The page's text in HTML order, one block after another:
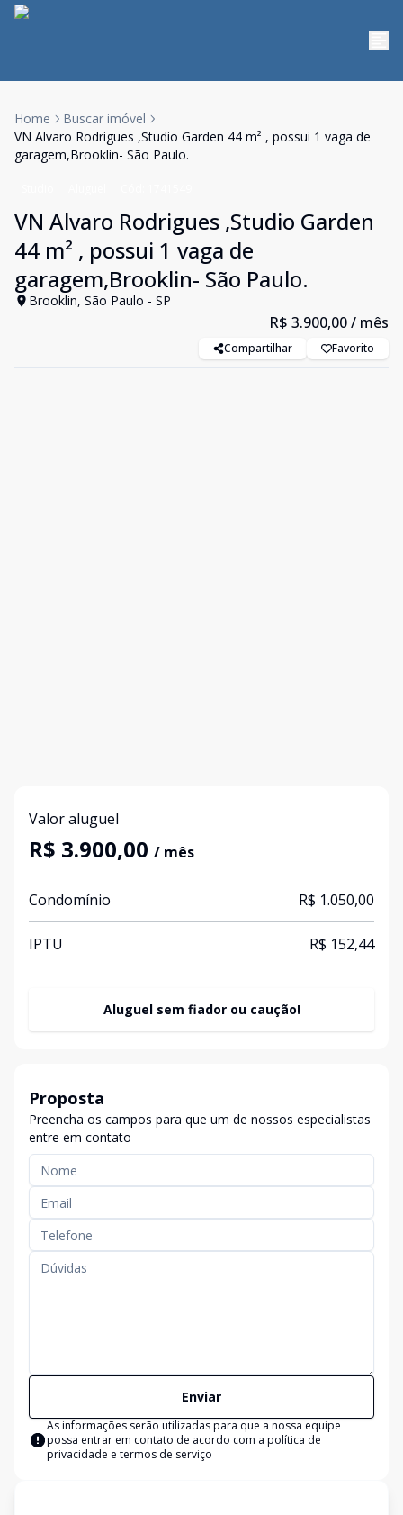
Home
Buscar imóvel
VN Alvaro Rodrigues ,Studio Garden 44 m² , possui 1 vaga de
garagem,Brooklin- São Paulo.
VN Alvaro Rodrigues ,Studio Garden
44 m² , possui 1 vaga de
garagem,Brooklin- São Paulo.
Brooklin, São Paulo - SP
R$ 3.900,00/ mês
Compartilhar Favorito
Valor aluguel
R$ 3.900,00 / mês
Condomínio R$ 1.050,00
IPTU R$ 152,44
Aluguel sem fiador ou caução!
Proposta
Preencha os campos para que um de nossos especialistas
entre em contato
Enviar
As informações serão utilizadas para que a nossa equipe
possa entrar em contato de acordo com a política de
privacidade e termos de serviço